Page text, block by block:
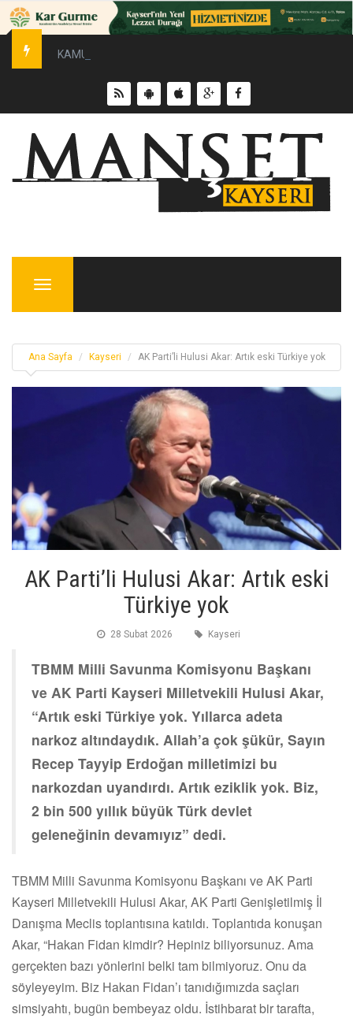
KAMUOYUNA SAYGIYLA DUYURULUR
Menu
Ana Sayfa Kayseri AK Parti’li Hulusi Akar: Artık eski Türkiye yok
AK Parti’li Hulusi Akar: Artık eski
Türkiye yok
28 Subat 2026 Kayseri
TBMM Milli Savunma Komisyonu Başkanı
ve AK Parti Kayseri Milletvekili Hulusi Akar,
“Artık eski Türkiye yok. Yıllarca adeta
narkoz altındaydık. Allah’a çok şükür, Sayın
Recep Tayyip Erdoğan milletimizi bu
narkozdan uyandırdı. Artık eziklik yok. Biz,
2 bin 500 yıllık büyük Türk devlet
geleneğinin devamıyız” dedi.
TBMM Milli Savunma Komisyonu Başkanı ve AK Parti
Kayseri Milletvekili Hulusi Akar, AK Parti Genişletilmiş İl
Danışma Meclis toplantısına katıldı. Toplantıda konuşan
Akar, “Hakan Fidan kimdir? Hepiniz biliyorsunuz. Ama
gerçekten bazı yönlerini belki tam bilmiyoruz. Onu da
söyleyeyim. Biz Hakan Fidan’ı tanıdığımızda saçları
simsiyahtı, bugün bembeyaz oldu. İstihbarat bir tarafta,